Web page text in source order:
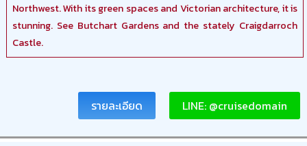
Northwest. With its green spaces and Victorian architecture, it is
stunning. See Butchart Gardens and the stately Craigdarroch
Castle.
รายละเอียด LINE: @cruisedomain